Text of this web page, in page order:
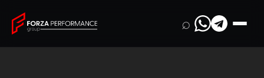
⌕